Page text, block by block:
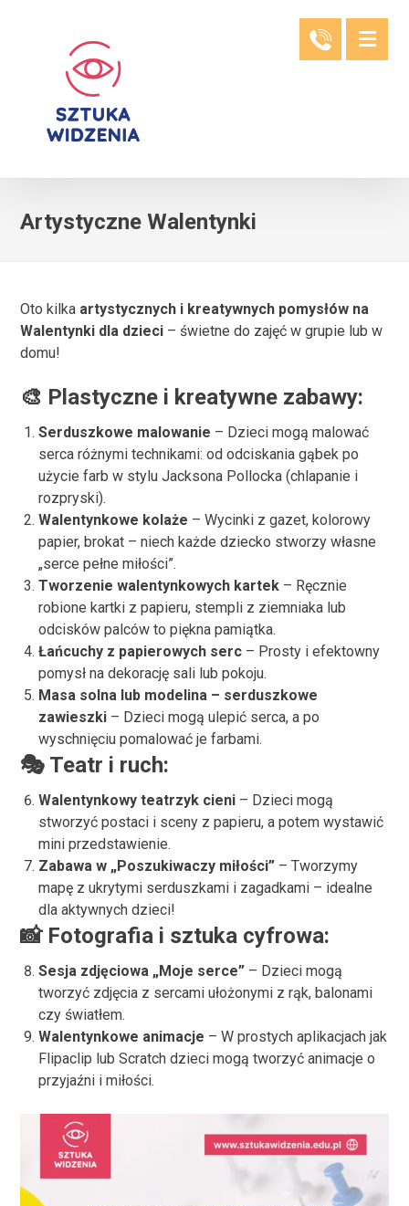
Artystyczne Walentynki
Oto kilka artystycznych i kreatywnych pomysłów na
Walentynki dla dzieci – świetne do zajęć w grupie lub w
domu!
🎨 Plastyczne i kreatywne zabawy:
Serduszkowe malowanie – Dzieci mogą malować
serca różnymi technikami: od odciskania gąbek po
użycie farb w stylu Jacksona Pollocka (chlapanie i
rozpryski).
Walentynkowe kolaże – Wycinki z gazet, kolorowy
papier, brokat – niech każde dziecko stworzy własne
„serce pełne miłości”.
Tworzenie walentynkowych kartek – Ręcznie
robione kartki z papieru, stempli z ziemniaka lub
odcisków palców to piękna pamiątka.
Łańcuchy z papierowych serc – Prosty i efektowny
pomysł na dekorację sali lub pokoju.
Masa solna lub modelina – serduszkowe
zawieszki – Dzieci mogą ulepić serca, a po
wyschnięciu pomalować je farbami.
🎭 Teatr i ruch:
Walentynkowy teatrzyk cieni – Dzieci mogą
stworzyć postaci i sceny z papieru, a potem wystawić
mini przedstawienie.
Zabawa w „Poszukiwaczy miłości” – Tworzymy
mapę z ukrytymi serduszkami i zagadkami – idealne
dla aktywnych dzieci!
📸 Fotografia i sztuka cyfrowa:
Sesja zdjęciowa „Moje serce” – Dzieci mogą
tworzyć zdjęcia z sercami ułożonymi z rąk, balonami
czy światłem.
Walentynkowe animacje – W prostych aplikacjach jak
Flipaclip lub Scratch dzieci mogą tworzyć animacje o
przyjaźni i miłości.